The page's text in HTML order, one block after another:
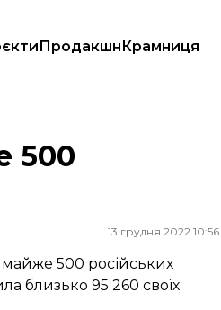
ПродакшнКрамниця
500
13 грудня 2022 10:56
500 російських
близько 95 260 своїх